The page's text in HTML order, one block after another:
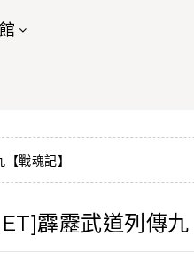
戰魂記】
霹靂武道列傳九